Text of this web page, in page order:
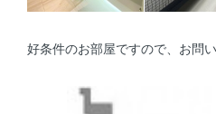
好条件のお部屋ですので、お問